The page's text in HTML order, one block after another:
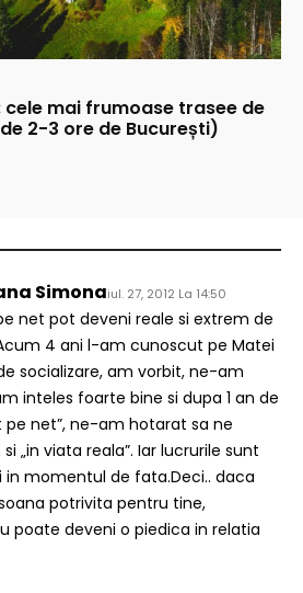
cele mai frumoase trasee de
2-3 ore de București)
Simonaiul. 27, 2012 La 14:50
net pot deveni reale si extrem de
4 ani l-am cunoscut pe Matei
socializare, am vorbit, ne-am
inteles foarte bine si dupa 1 an de
pe net”, ne-am hotarat sa ne
„in viata reala”. Iar lucrurile sunt
in momentul de fata.Deci.. daca
potrivita pentru tine,
poate deveni o piedica in relatia